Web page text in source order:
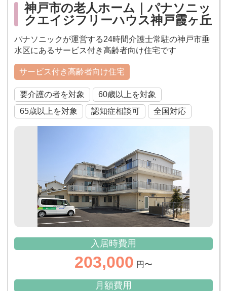
神戸市の老人ホーム｜パナソニッ
クエイジフリーハウス神戸霞ヶ丘
パナソニックが運営する24時間介護士常駐の神戸市垂
水区にあるサービス付き高齢者向け住宅です
サービス付き高齢者向け住宅
要介護の者を対象
60歳以上を対象
65歳以上を対象
認知症相談可 全国対応
入居時費用
203,000 円〜
月額費用